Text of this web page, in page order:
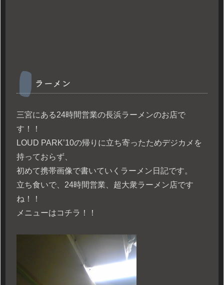
ラーメン
三宮にある24時間営業の長浜ラーメンのお店で
す！！
LOUD PARK’10の帰りに立ち寄ったためデジカメを
持っておらず、
初めて携帯画像で書いていくラーメン日記です。
立ち食いで、24時間営業、超大衆ラーメン店です
ね！！
メニューはコチラ！！